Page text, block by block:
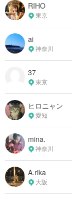
RIHO
東京
ai
神奈川
37
東京
ヒロニャン
愛知
mina.
神奈川
A.rika
大阪